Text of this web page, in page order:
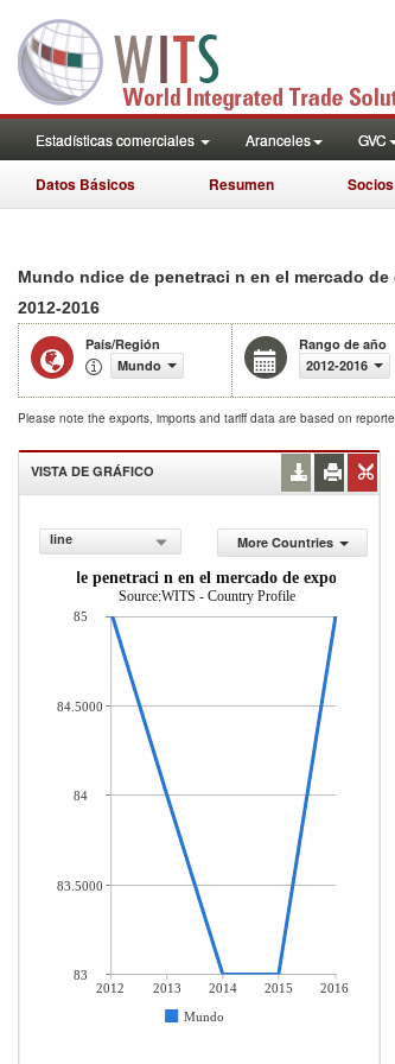
Estadísticas comerciales Aranceles GVC
Datos Básicos Resumen Socios
Mundo ndice de penetraci n en el mercado de
2012-2016
País/Región
Mundo
Rango de año
2012-2016
Please note the exports, imports and tariff data are based on
VISTA DE GRÁFICO
line
More Countries
ndice de penetraci n en el mercado de exportaci n
Source:WITS - Country Profile
2012 2013 2014 2015
2016
Mundo
85
84.5000
84
83.5000
83